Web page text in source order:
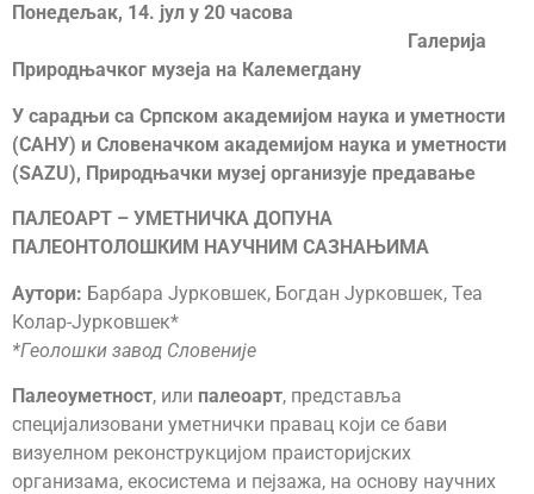
Понедељак, 14. јул у 20 часова
Галерија
Природњачког музеја на Калемегдану
У сарадњи са Српском академијом наука и уметности
(САНУ) и Словеначком академијом наука и уметности
(SAZU), Природњачки музеј организује предавање
ПАЛЕОАРТ – УМЕТНИЧКА ДОПУНА
ПАЛЕОНТОЛОШКИМ НАУЧНИМ САЗНАЊИМА
Аутори: Барбара Јурковшек, Богдан Јурковшек, Теа
Колар-Јурковшек*
*Геолошки завод Словеније
Палеоуметност, или палеоарт, представља
специјализовани уметнички правац који се бави
визуелном реконструкцијом праисторијских
организама, екосистема и пејзажа, на основу научних